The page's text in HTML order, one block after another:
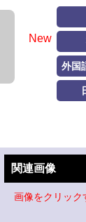
New
外国
関連画像
画像をクリック